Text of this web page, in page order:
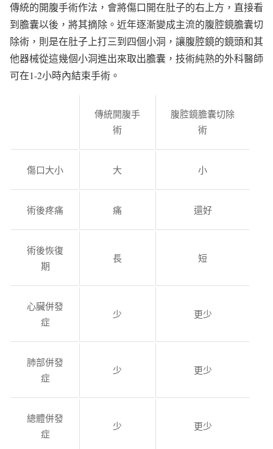
傳統的開腹手術作法，會將傷口開在肚子的右上方，直接看
到膽囊以後，將其摘除。近年逐漸變成主流的腹腔鏡膽囊切
除術，則是在肚子上打三到四個小洞，讓腹腔鏡的鏡頭和其
他器械從這幾個小洞進出來取出膽囊，技術純熟的外科醫師
可在1-2小時內結束手術。
傳統開腹手
術
腹腔鏡膽囊切除
術
傷口大小 大 小
術後疼痛 痛 還好
術後恢復
期
長 短
心臟併發
症
少 更少
肺部併發
症
少 更少
總體併發
症
少 更少